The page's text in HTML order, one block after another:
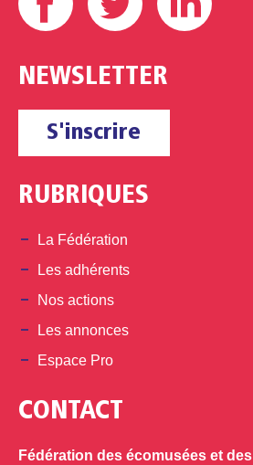
NEWSLETTER
S'inscrire
RUBRIQUES
La Fédération
Les adhérents
Nos actions
Les annonces
Espace Pro
CONTACT
Fédération des écomusées et des